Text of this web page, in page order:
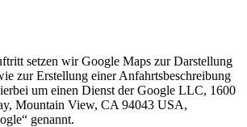
setzen wir Google Maps zur Darstellung
zur Erstellung einer Anfahrtsbeschreibung
um einen Dienst der Google LLC, 1600
Mountain View, CA 94043 USA,
genannt.